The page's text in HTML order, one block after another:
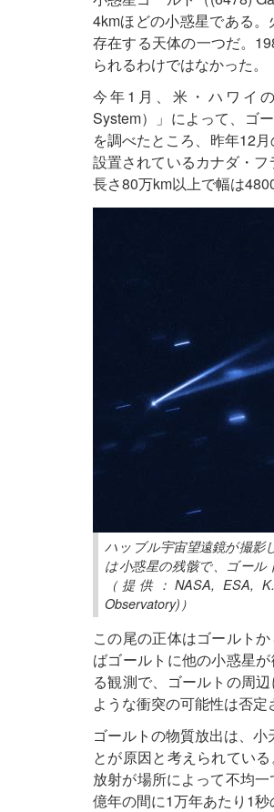
4kmほどの小惑星である
存在する天体の一つだ。
られるわけではなかった。
今年1月、米・ハワイの
System）」によって、ゴ
を調べたところ、昨年12
設置されているカナダ・
長さ80万km以上で幅は
ハッブル宇宙望遠鏡が撮
は小惑星の残骸で、ゴー
（提供：NASA, ESA,
Observatory)）
この尾の正体はゴールト
ばゴールトに他の小惑星
る観測で、ゴールトの周
ような衝突の可能性は否定
ゴールトの物質放出は、
とが原因と考えられてい
放射が場所によって不均
億年の間に1万年あたり1秒